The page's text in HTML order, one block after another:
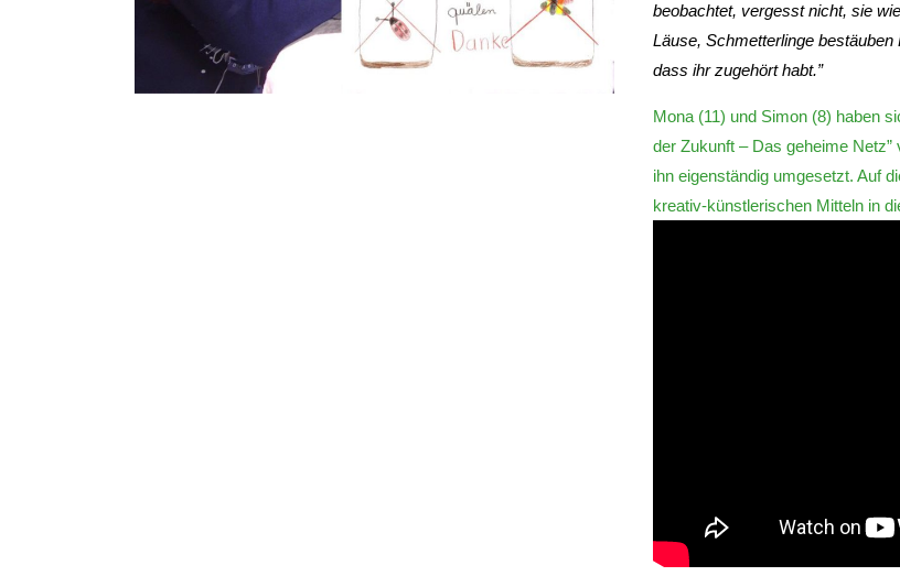
beobachtet, vergesst nicht, sie
Läuse, Schmetterlinge
dass ihr zugehört habt.”
Mona (11) und Simon (8) haben
der Zukunft – Das geheime
ihn eigenständig umgesetzt. Auf
kreativ-künstlerischen Mitteln in